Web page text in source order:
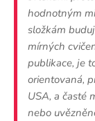
hodnotným
složkám
mírných
publikace, je
orientovaná,
USA, a časté
nebo